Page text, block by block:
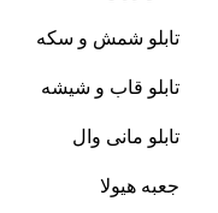
تابلو شمش و سکه
تابلو قاب و شیشه
تابلو مانی وال
جعبه هیولا